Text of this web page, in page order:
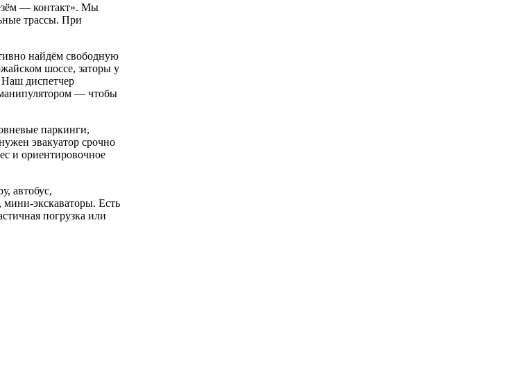
— контакт». Мы
трассы. При
найдём свободную
шоссе, заторы у
Наш диспетчер
— чтобы
паркинги,
эвакуатор срочно
и ориентировочное
автобус,
экскаваторы. Есть
погрузка или